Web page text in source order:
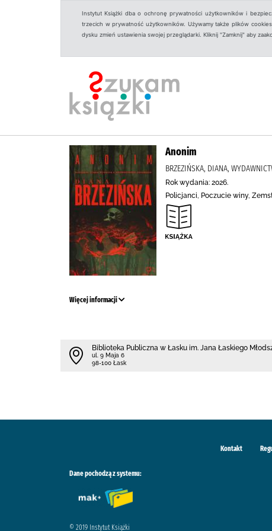
Instytut Książki dba o ochronę prywatności użytkowników i
trzecich w prywatność użytkowników. Używamy także plików
dysku zmień ustawienia swojej przeglądarki. Kliknij "Zamknij" aby
Anonim
BRZEZIŃSKA, DIANA,
Rok wydania: 2026.
Policjanci, Poczucie winy,
Więcej informacji
Biblioteka Publiczna w Łasku im. Jana Łaskiego
ul. 9 Maja 6
98-100 Łask
Kontakt
Dane pochodzą z systemu:
© 2019 Instytut Książki